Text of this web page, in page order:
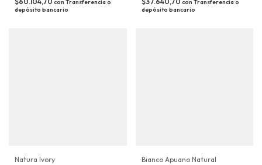
con Transferencia o
depósito bancario
con Transferencia o
depósito bancario
Natura Ivory Bianco Apuano Natural